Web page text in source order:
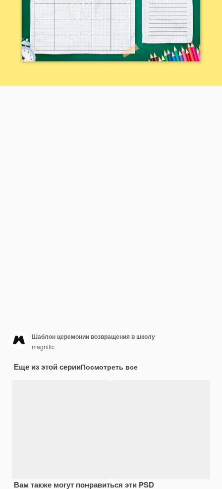
Шаблон церемонии возвращения в школу
magnific
Еще из этой серииПосмотреть все
Вам также могут понравиться эти PSD